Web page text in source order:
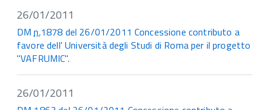
26/01/2011
DMn.1878 del 26/01/2011 Concessione contributo a
favore dell' Università degli Studi di Roma per il progetto
"VAFRUMIC".
26/01/2011